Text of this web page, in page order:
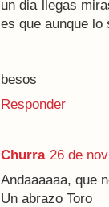
un dia llegas
es que aunque
besos
Responder
Churra 26 de
Andaaaaaa, que
Un abrazo Toro